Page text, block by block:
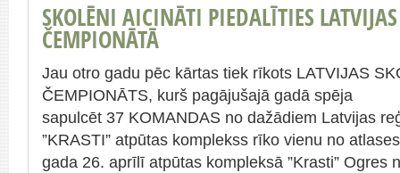
SKOLĒNI AICINĀTI PIEDALĪTIES
ČEMPIONĀTĀ
Jau otro gadu pēc kārtas tiek rīkots LATVIJAS
ČEMPIONĀTS, kurš pagājušajā gadā spēja
sapulcēt 37 KOMANDAS no dažādiem Latvijas
”KRASTI” atpūtas komplekss rīko vienu no
gada 26. aprīlī atpūtas kompleksā ”Krasti” Ogres